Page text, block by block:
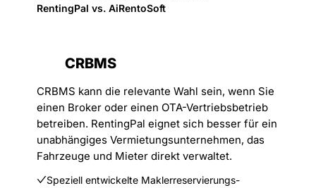
RentingPal vs. AiRentoSoft
CRBMS
CRBMS kann die relevante Wahl sein, wenn Sie
einen Broker oder einen OTA-Vertriebsbetrieb
betreiben. RentingPal eignet sich besser für ein
unabhängiges Vermietungsunternehmen, das
Fahrzeuge und Mieter direkt verwaltet.
Speziell entwickelte Maklerreservierungs-